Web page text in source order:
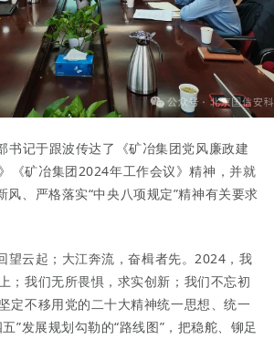
记于跟波传达了《矿冶集团党风廉政建
《矿冶集团2024年工作会议》精神 ， 并就
风、严格落实“中央八项规定”精神有关要求
云起；大江奔流，奋楫者先。2024，我
；我们无所畏惧，求实创新；我们不忘初
定不移用党的二十大精神统一思想、统一
”发展规划勾勒的“路线图”，把稳舵、铆足